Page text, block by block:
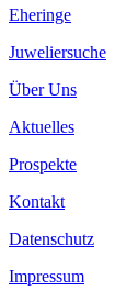
Eheringe
Juweliersuche
Über Uns
Aktuelles
Prospekte
Kontakt
Datenschutz
Impressum